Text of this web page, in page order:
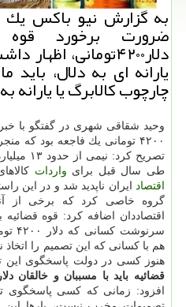
به گزارش نیو باكس یك
ضرورت برخورد قوه
دلار۴۲۰۰تومانی،
یارانه ای به دلال، باید
چارچوب كالابرگ یا
وحید شقاقی شهری در گفتگو با
۴۲۰۰ تومانی یك فاجعه بود كه
طی سال قبل برای واردات
اقتصاد ایران ناپدید شد و در این
گروه خاصی كرد كه برخی از
اقتصاددان اضافه كرد: قوه قضائیه
هم با كسانی كه این تصمیم را اتخاذ
هنوز كسی در دولت پاسخگوی این
قضائیه باید با مسببان و خالقان دلار ۴۲۰۰ تومانی برخورد
افزود: زمانی كه كسی